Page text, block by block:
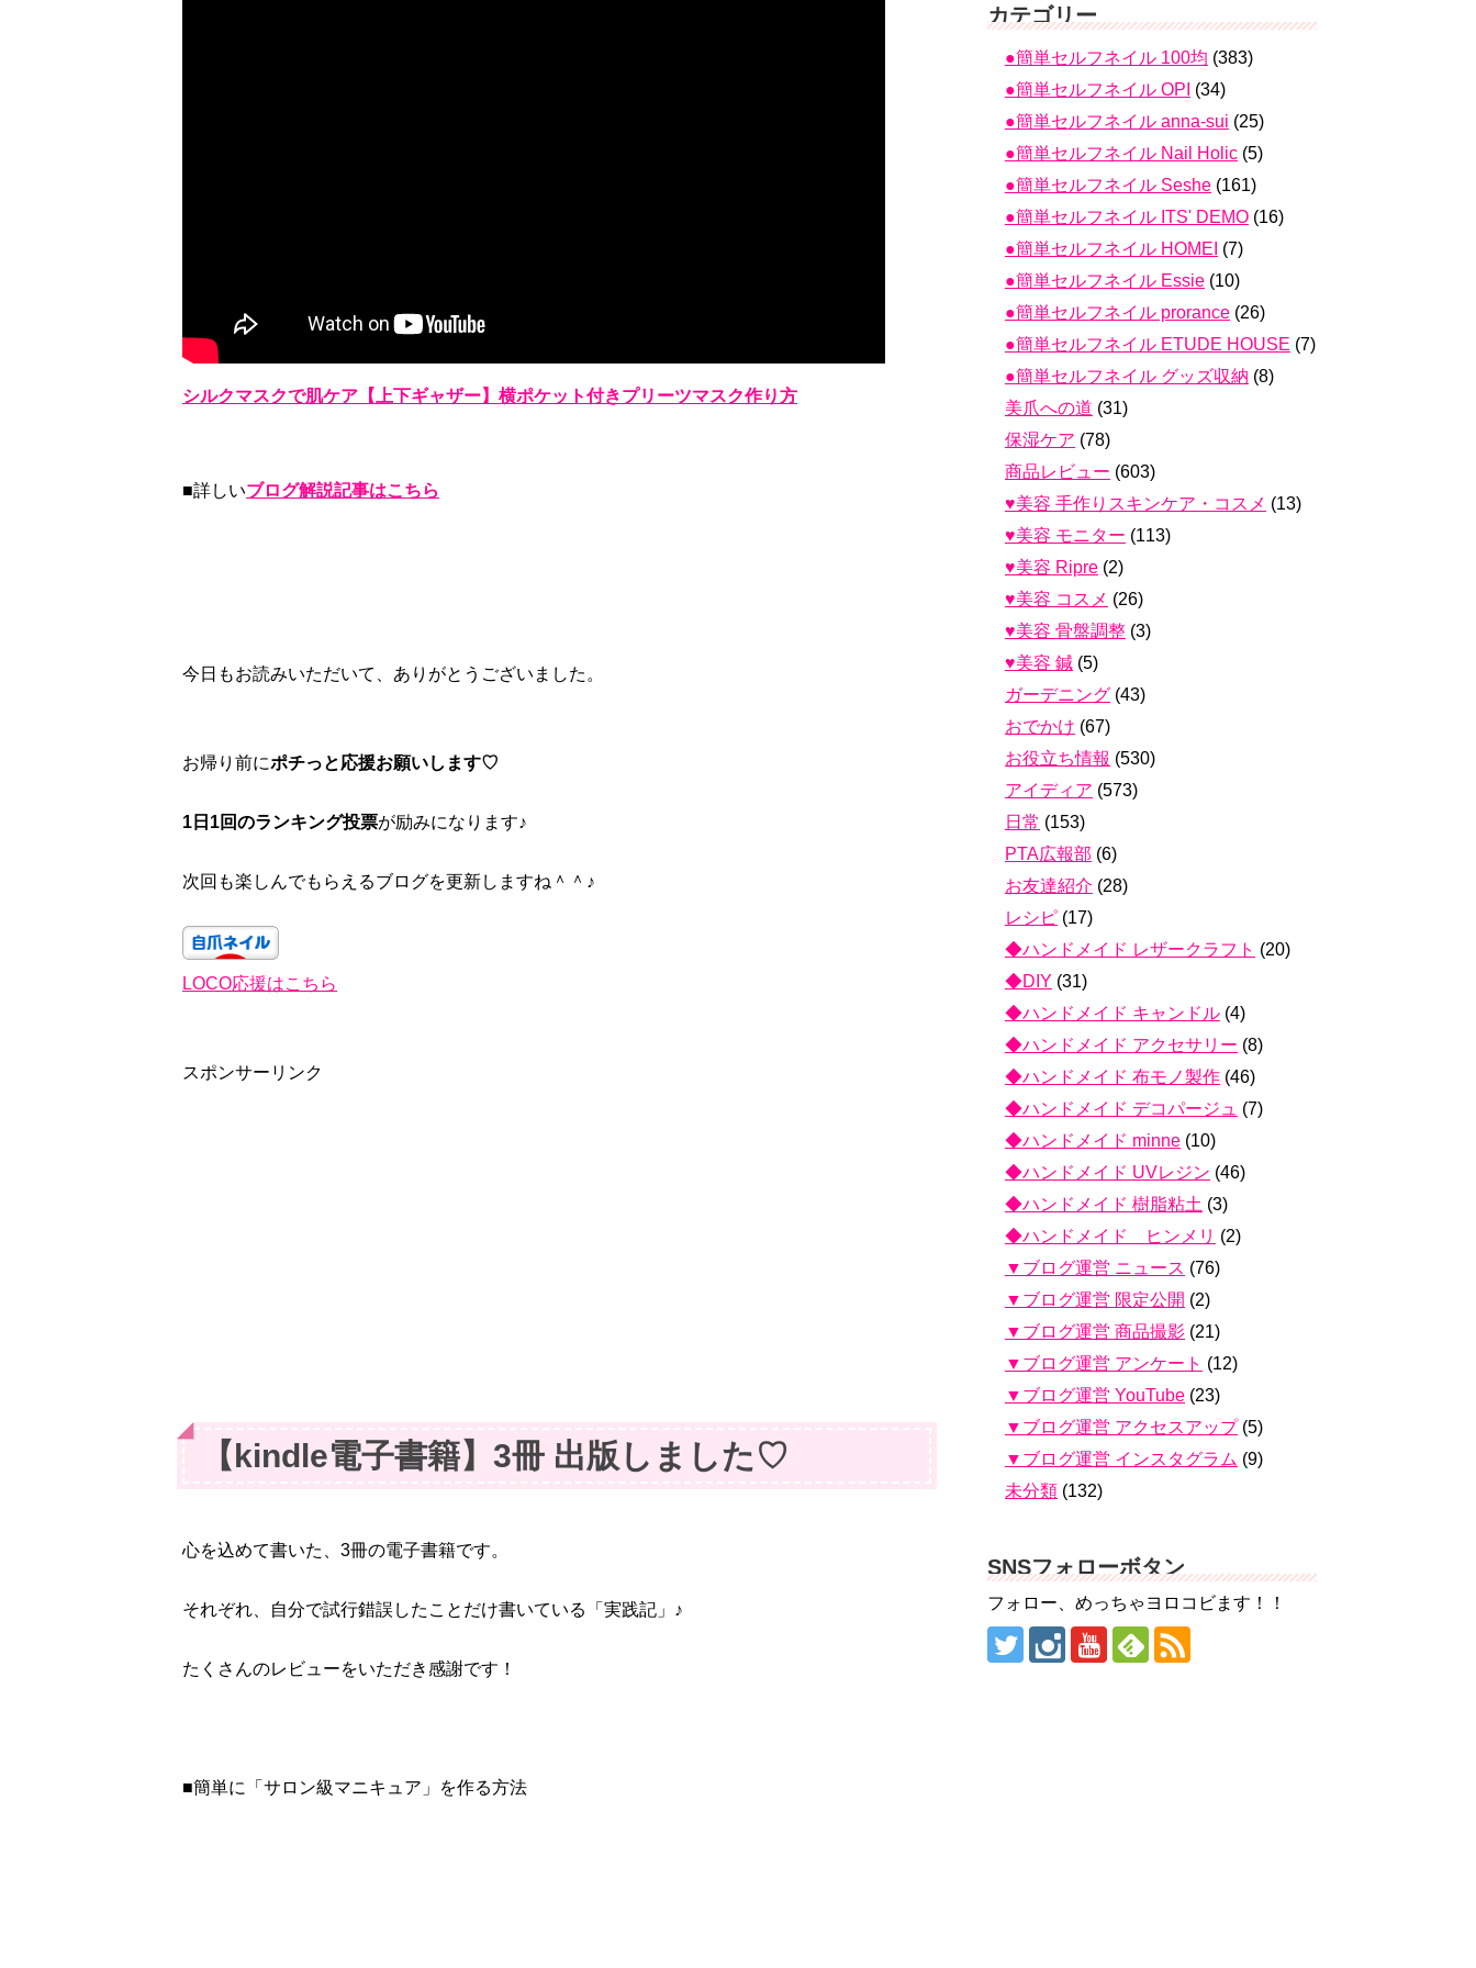
シルクマスクで肌ケア【上下ギャザー】横ポケット付きプリーツマスク作り方
■詳しいブログ解説記事はこちら
今日もお読みいただいて、ありがとうございました。
お帰り前にポチっと応援お願いします♡
1日1回のランキング投票が励みになります♪
次回も楽しんでもらえるブログを更新しますね＾＾♪
LOCO応援はこちら
スポンサーリンク
【kindle電子書籍】3冊 出版しました♡
心を込めて書いた、3冊の電子書籍です。
それぞれ、自分で試行錯誤したことだけ書いている「実践記」♪
たくさんのレビューをいただき感謝です！
■簡単に「サロン級マニキュア」を作る方法
カテゴリー
●簡単セルフネイル 100均 (383)
●簡単セルフネイル OPI (34)
●簡単セルフネイル anna-sui (25)
●簡単セルフネイル Nail Holic (5)
●簡単セルフネイル Seshe (161)
●簡単セルフネイル ITS' DEMO (16)
●簡単セルフネイル HOMEI (7)
●簡単セルフネイル Essie (10)
●簡単セルフネイル prorance (26)
●簡単セルフネイル ETUDE HOUSE (7)
●簡単セルフネイル グッズ収納 (8)
美爪への道 (31)
保湿ケア (78)
商品レビュー (603)
♥美容 手作りスキンケア・コスメ (13)
♥美容 モニター (113)
♥美容 Ripre (2)
♥美容 コスメ (26)
♥美容 骨盤調整 (3)
♥美容 鍼 (5)
ガーデニング (43)
おでかけ (67)
お役立ち情報 (530)
アイディア (573)
日常 (153)
PTA広報部 (6)
お友達紹介 (28)
レシピ (17)
◆ハンドメイド レザークラフト (20)
◆DIY (31)
◆ハンドメイド キャンドル (4)
◆ハンドメイド アクセサリー (8)
◆ハンドメイド 布モノ製作 (46)
◆ハンドメイド デコパージュ (7)
◆ハンドメイド minne (10)
◆ハンドメイド UVレジン (46)
◆ハンドメイド 樹脂粘土 (3)
◆ハンドメイド ヒンメリ (2)
▼ブログ運営 ニュース (76)
▼ブログ運営 限定公開 (2)
▼ブログ運営 商品撮影 (21)
▼ブログ運営 アンケート (12)
▼ブログ運営 YouTube (23)
▼ブログ運営 アクセスアップ(5)
▼ブログ運営 インスタグラム (9)
未分類 (132)
SNSフォローボタン
フォロー、めっちゃヨロコビます！！